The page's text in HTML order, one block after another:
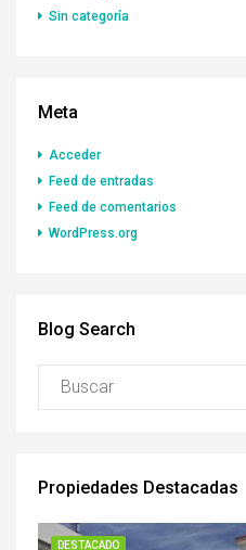
Sin categoría
Meta
Acceder
Feed de entradas
Feed de comentarios
WordPress.org
Blog Search
Propiedades Destacadas
DESTACADO